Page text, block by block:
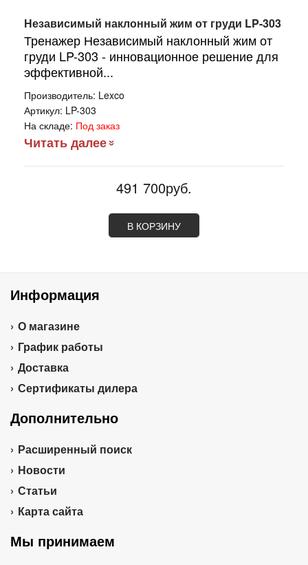
Независимый наклонный жим от груди LP-303
Тренажер Независимый наклонный жим от
груди LP-303 - инновационное решение для
эффективной...
Производитель: Lexco
Артикул: LP-303
На складе: Под заказ
Читать далее
491 700руб.
В КОРЗИНУ
Информация
О магазине
График работы
Доставка
Сертификаты дилера
Дополнительно
Расширенный поиск
Новости
Статьи
Карта сайта
Мы принимаем